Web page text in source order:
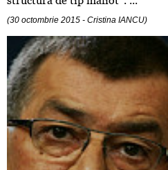
(30 octombrie 2015 - Cristina IANCU)